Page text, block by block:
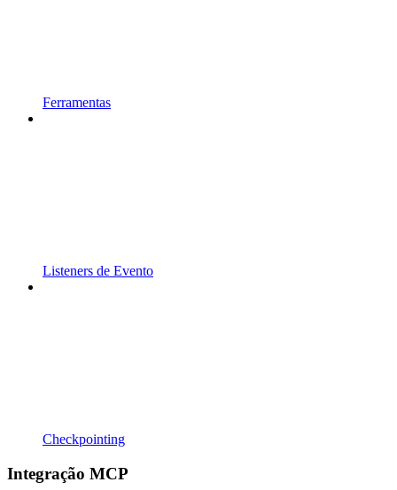
Ferramentas
Listeners de Evento
Checkpointing
Integração MCP